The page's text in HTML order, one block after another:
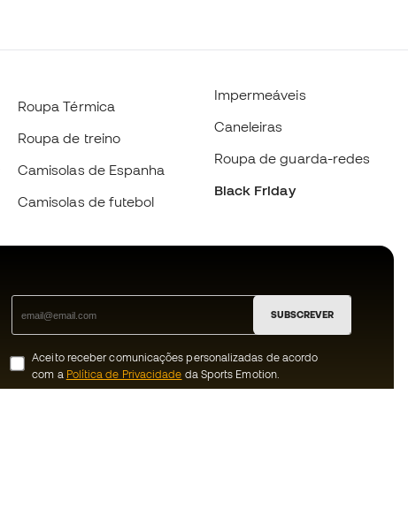
Roupa Térmica
Roupa de treino
Camisolas de Espanha
Camisolas de futebol
Impermeáveis
Caneleiras
Roupa de guarda-redes
Black Friday
SUBSCREVER
Aceito receber comunicações personalizadas de acordo
com a Política de Privacidade da Sports Emotion.